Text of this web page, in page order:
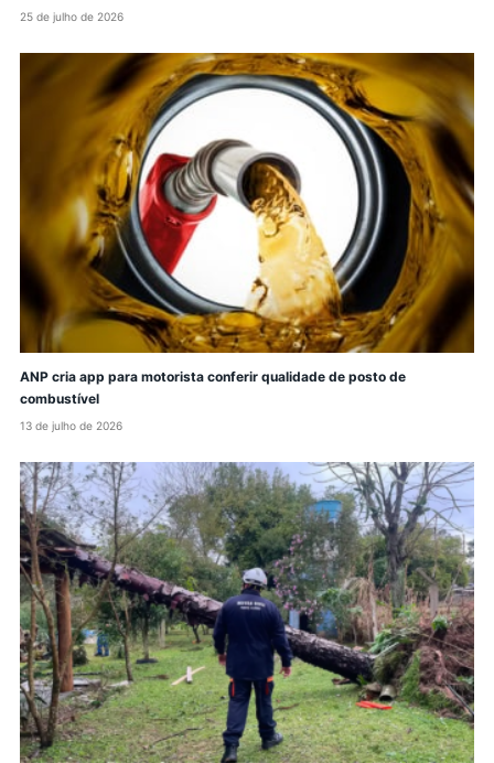
25 de julho de 2026
ANP cria app para motorista conferir qualidade de posto de
combustível
13 de julho de 2026